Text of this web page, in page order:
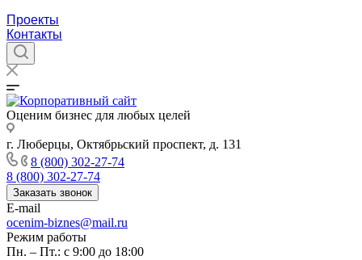
Проекты
Контакты
Оценим бизнес для любых целей
г. Люберцы, Октябрьский проспект, д. 131
8 (800) 302-27-74
8 (800) 302-27-74
Заказать звонок
E-mail
ocenim-biznes@mail.ru
Режим работы
Пн. – Пт.: с 9:00 до 18:00